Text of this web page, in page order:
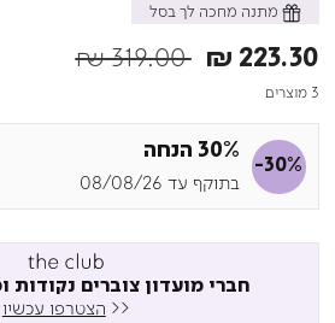
מתנה מחכה לך בסל
Price reduced from
₪ 319.00to₪ 223.30
3 מוצרים
-30%
30% הנחה
בתוקף עד 08/08/26
חברי מועדון צוברים נקודות
<< הצטרפו עכשיו